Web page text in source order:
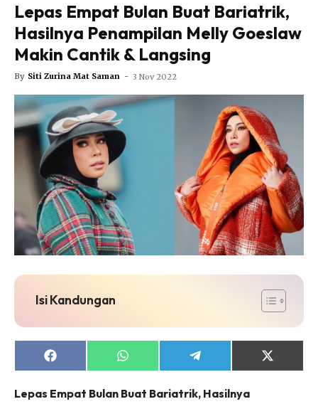
Info COVID-19
Video
Fit Rapi
Glow Up Rapi
Polisi Privasi
Lepas Empat Bulan Buat Bariatrik,
Hasilnya Penampilan Melly Goeslaw
Makin Cantik & Langsing
By Siti Zurina Mat Saman - 3 Nov 2022
Isi Kandungan
Share
on
Share
on
Share
on
Share
on
Lepas Empat Bulan Buat Bariatrik, Hasilnya